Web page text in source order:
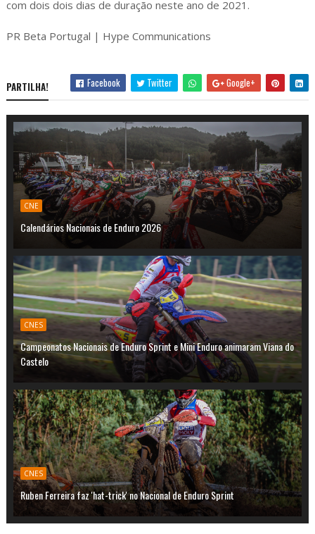
com dois dois dias de duração neste ano de 2021.
PR Beta Portugal | Hype Communications
PARTILHA! Facebook Twitter Google+
CNE
Calendários Nacionais de Enduro 2026
CNES
Campeonatos Nacionais de Enduro Sprint e Mini Enduro animaram Viana do
Castelo
CNES
Ruben Ferreira faz 'hat-trick' no Nacional de Enduro Sprint